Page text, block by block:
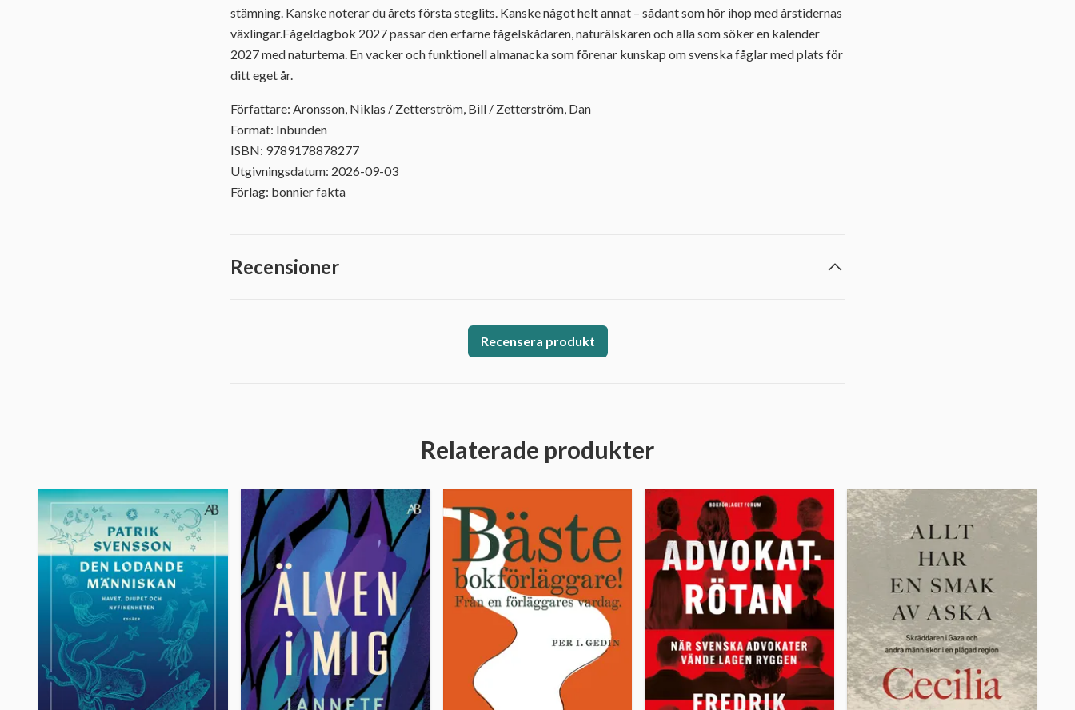
stämning. Kanske noterar du årets första steglits. Kanske något helt annat – sådant som hör ihop med årstidernas
växlingar.Fågeldagbok 2027 passar den erfarne fågelskådaren, naturälskaren och alla som söker en kalender
2027 med naturtema. En vacker och funktionell almanacka som förenar kunskap om svenska fåglar med plats för
ditt eget år.
Författare: Aronsson, Niklas / Zetterström, Bill / Zetterström, Dan
Format: Inbunden
ISBN: 9789178878277
Utgivningsdatum: 2026-09-03
Förlag: bonnier fakta
Recensioner
Recensera produkt
Relaterade produkter